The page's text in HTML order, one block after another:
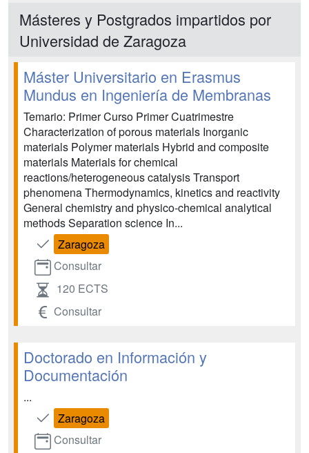
Másteres y Postgrados impartidos por
Universidad de Zaragoza
Máster Universitario en Erasmus
Mundus en Ingeniería de Membranas
Temario: Primer Curso Primer Cuatrimestre
Characterization of porous materials Inorganic
materials Polymer materials Hybrid and composite
materials Materials for chemical
reactions/heterogeneous catalysis Transport
phenomena Thermodynamics, kinetics and reactivity
General chemistry and physico-chemical analytical
methods Separation science In...
Zaragoza
Consultar
120 ECTS
Consultar
Doctorado en Información y
Documentación
...
Zaragoza
Consultar